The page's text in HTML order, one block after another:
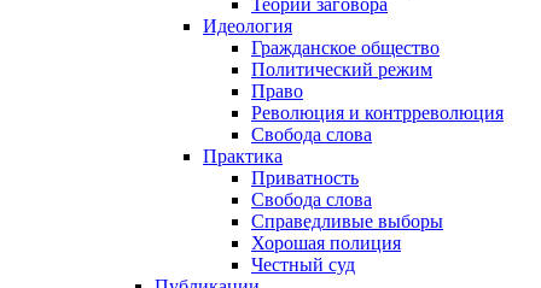
Теории заговора
Идеология
Гражданское общество
Политический режим
Право
Революция и контрреволюция
Свобода слова
Практика
Приватность
Свобода слова
Справедливые выборы
Хорошая полиция
Честный суд